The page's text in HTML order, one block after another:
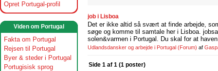
Opret Portugal-profil
Viden om Portugal
Fakta om Portugal
Rejsen til Portugal
Byer & steder i Portugal
Portugisisk sprog
job i Lisboa
Det er ikke altid så svært at finde arbejde,
søge og komme til samtale her i Lisboa.
solen&varmen i Portugal. Du skal for at
Udlandsdansker og arbejde i Portugal (Forum) af
Side 1 af 1 (1 poster)